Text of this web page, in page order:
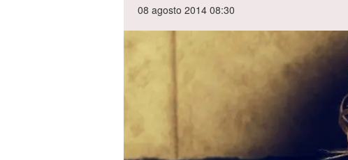
08 agosto 2014 08:30